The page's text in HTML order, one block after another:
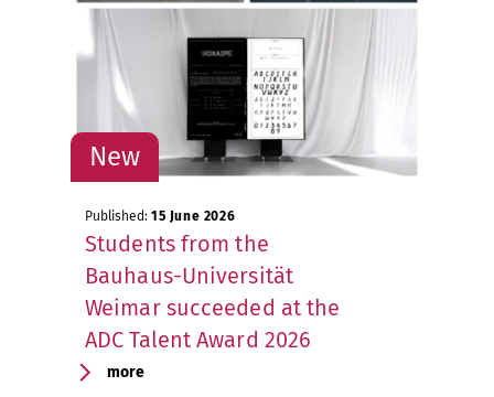
Published: 15 June 2026
Students from the
Bauhaus-Universität
Weimar succeeded at the
ADC Talent Award 2026
more